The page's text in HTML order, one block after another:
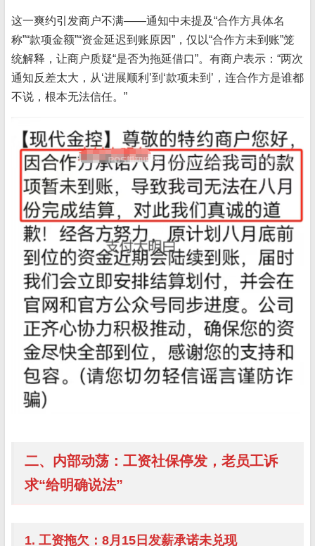
这一爽约引发商户不满——通知中未提及“合作方具体名
称”“款项金额”“资金延迟到账原因”，仅以“合作方未到账”笼
统解释，让商户质疑“是否为拖延借口”。有商户表示：“两次
通知反差太大，从‘进展顺利’到‘款项未到’，连合作方是谁都
不说，根本无法信任。”
二、内部动荡：工资社保停发，老员工诉
求“给明确说法”
1. 工资拖欠：8月15日发薪承诺未兑现